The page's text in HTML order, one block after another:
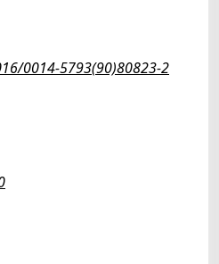
0014-5793(90)80823-2